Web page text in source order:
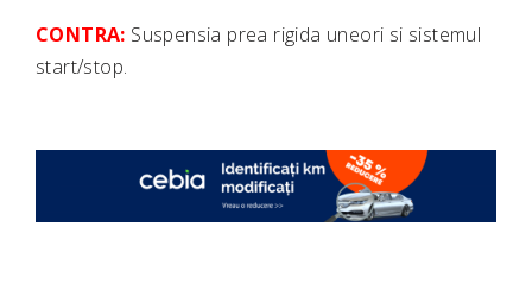
CONTRA: Suspensia prea rigida uneori si sistemul
start/stop.